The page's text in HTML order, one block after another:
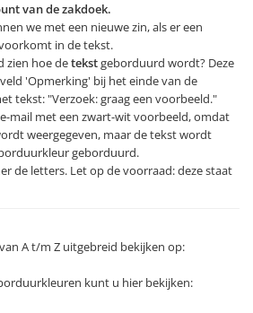
van de zakdoek.
we met een nieuwe zin, als er een
in de tekst.
zien hoe detekstgeborduurd wordt? Deze
'Opmerking' bij het einde van de
tekst: "Verzoek: graag een voorbeeld."
mail met een zwart-wit voorbeeld, omdat
weergegeven, maar de tekst wordt
geborduurd.
de letters. Let op de voorraad: deze staat
A t/m Z uitgebreid bekijken op:
kunt u hier bekijken: